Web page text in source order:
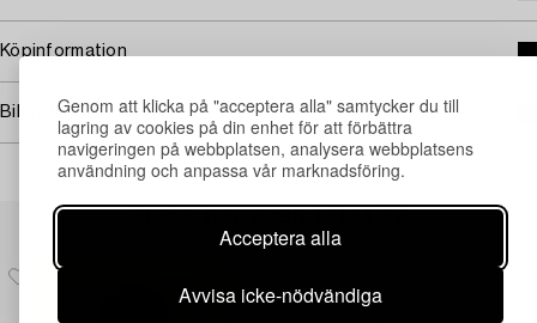
Genom att klicka på "acceptera alla" samtycker du till
lagring av cookies på din enhet för att förbättra
navigeringen på webbplatsen, analysera webbplatsens
användning och anpassa vår marknadsföring.
Acceptera alla
Avvisa icke-nödvändiga
Köpinformation
Bildrättigheter
Andra har även tittat på